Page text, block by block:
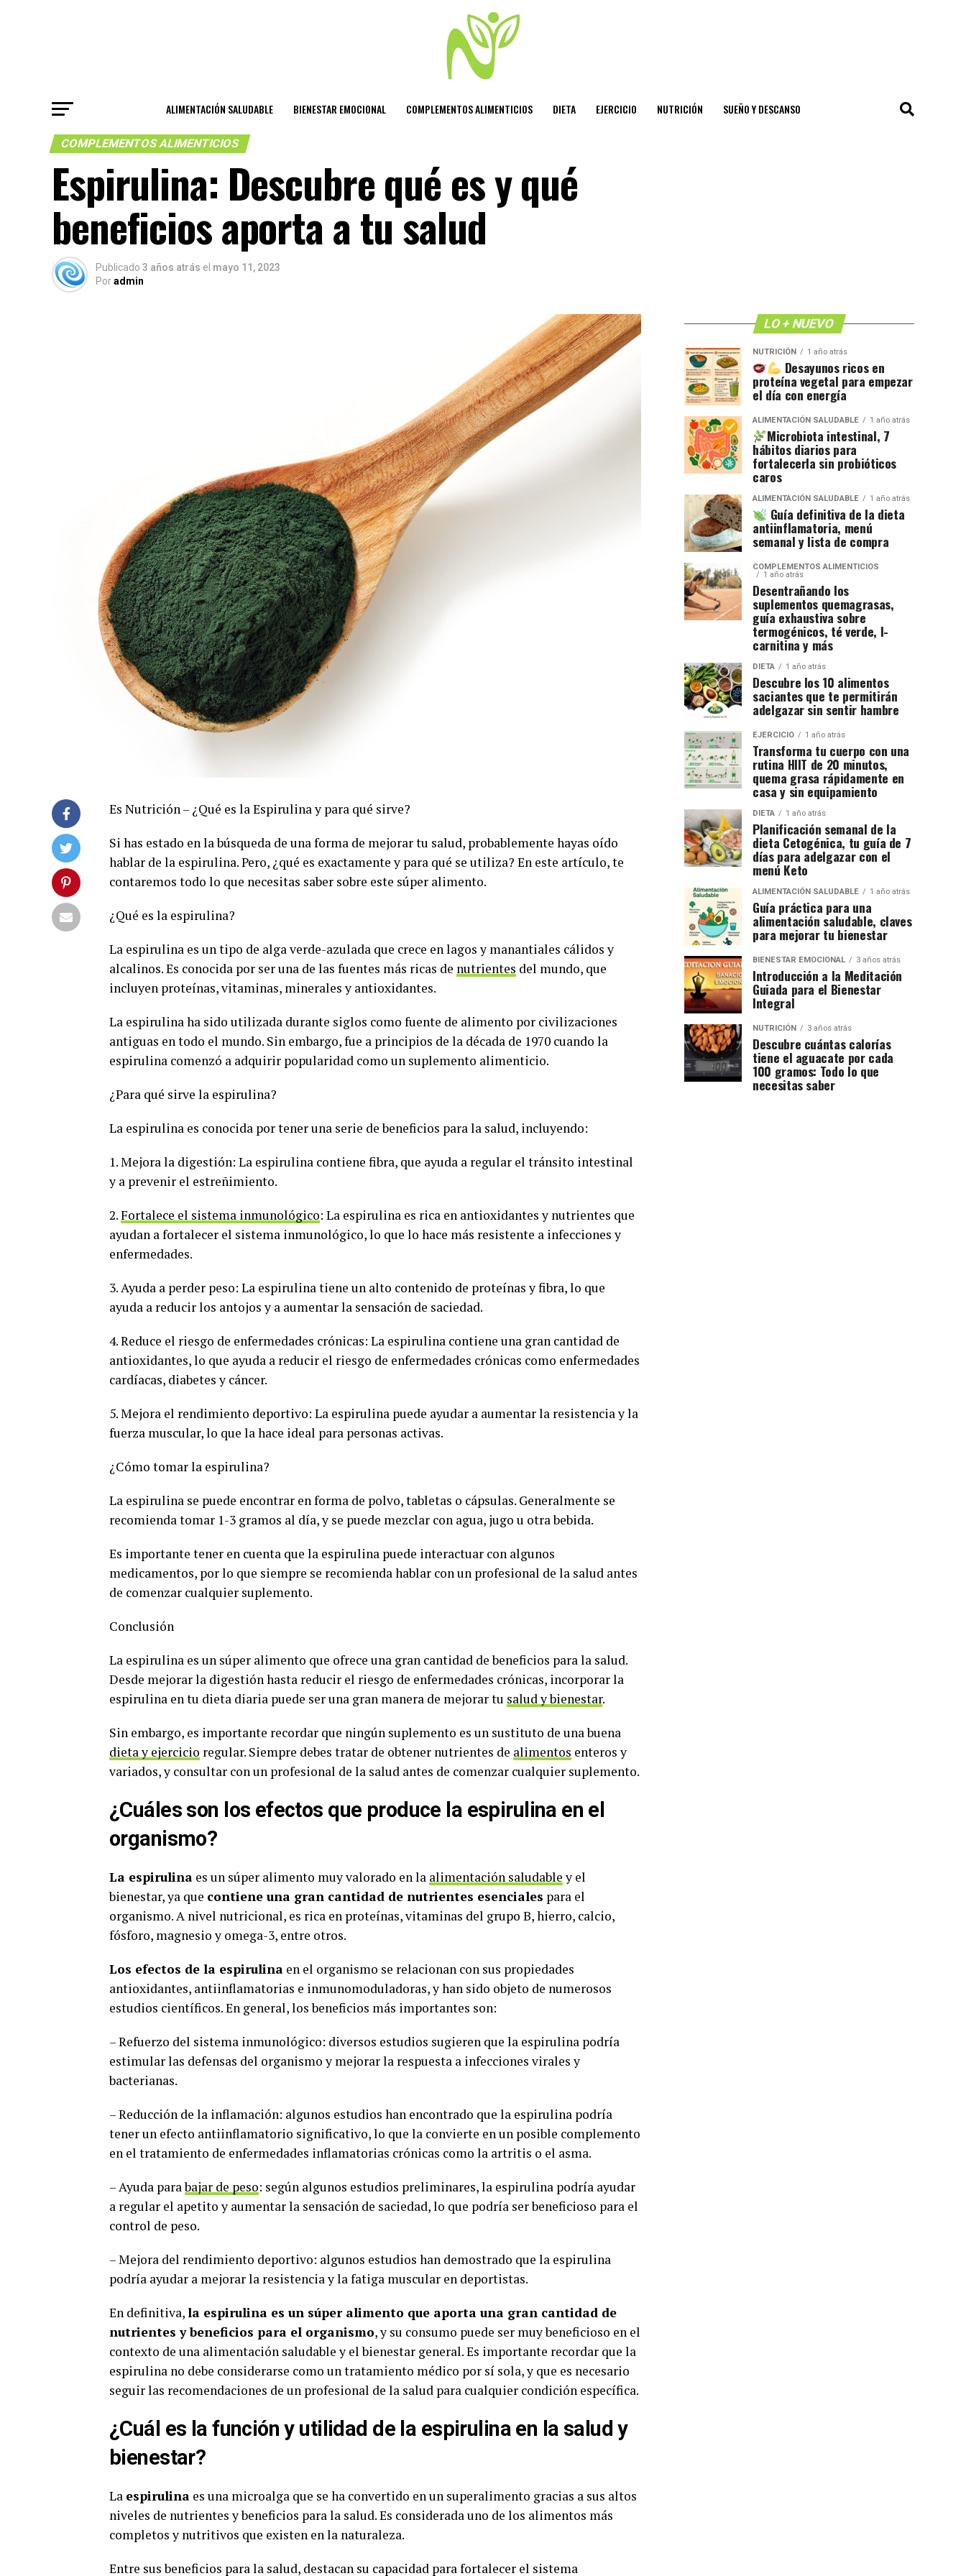
ALIMENTACIÓN SALUDABLE BIENESTAR EMOCIONAL COMPLEMENTOS ALIMENTICIOS DIETA EJERCICIO NUTRICIÓN SUEÑO Y DESCANSO
COMPLEMENTOS ALIMENTICIOS
Espirulina: Descubre qué es y qué
beneficios aporta a tu salud
Publicado 3 años atrás el mayo 11, 2023
Poradmin
Es Nutrición – ¿Qué es la Espirulina y para qué sirve?
Si has estado en la búsqueda de una forma de mejorar tu salud, probablemente hayas oído
hablar de la espirulina. Pero, ¿qué es exactamente y para qué se utiliza? En este artículo, te
contaremos todo lo que necesitas saber sobre este súper alimento.
¿Qué es la espirulina?
La espirulina es un tipo de alga verde-azulada que crece en lagos y manantiales cálidos y
alcalinos. Es conocida por ser una de las fuentes más ricas de nutrientes del mundo, que
incluyen proteínas, vitaminas, minerales y antioxidantes.
La espirulina ha sido utilizada durante siglos como fuente de alimento por civilizaciones
antiguas en todo el mundo. Sin embargo, fue a principios de la década de 1970 cuando la
espirulina comenzó a adquirir popularidad como un suplemento alimenticio.
¿Para qué sirve la espirulina?
La espirulina es conocida por tener una serie de beneficios para la salud, incluyendo:
1. Mejora la digestión: La espirulina contiene fibra, que ayuda a regular el tránsito intestinal
y a prevenir el estreñimiento.
2.Fortalece el sistema inmunológico: La espirulina es rica en antioxidantes y nutrientes que
ayudan a fortalecer el sistema inmunológico, lo que lo hace más resistente a infecciones y
enfermedades.
3. Ayuda a perder peso: La espirulina tiene un alto contenido de proteínas y fibra, lo que
ayuda a reducir los antojos y a aumentar la sensación de saciedad.
4. Reduce el riesgo de enfermedades crónicas: La espirulina contiene una gran cantidad de
antioxidantes, lo que ayuda a reducir el riesgo de enfermedades crónicas como enfermedades
cardíacas, diabetes y cáncer.
5. Mejora el rendimiento deportivo: La espirulina puede ayudar a aumentar la resistencia y la
fuerza muscular, lo que la hace ideal para personas activas.
¿Cómo tomar la espirulina?
La espirulina se puede encontrar en forma de polvo, tabletas o cápsulas. Generalmente se
recomienda tomar 1-3 gramos al día, y se puede mezclar con agua, jugo u otra bebida.
Es importante tener en cuenta que la espirulina puede interactuar con algunos
medicamentos, por lo que siempre se recomienda hablar con un profesional de la salud antes
de comenzar cualquier suplemento.
Conclusión
La espirulina es un súper alimento que ofrece una gran cantidad de beneficios para la salud.
Desde mejorar la digestión hasta reducir el riesgo de enfermedades crónicas, incorporar la
espirulina en tu dieta diaria puede ser una gran manera de mejorar tu salud y bienestar.
Sin embargo, es importante recordar que ningún suplemento es un sustituto de una buena
dieta y ejercicio regular. Siempre debes tratar de obtener nutrientes de alimentos enteros y
variados, y consultar con un profesional de la salud antes de comenzar cualquier suplemento.
¿Cuáles son los efectos que produce la espirulina en el
organismo?
La espirulina es un súper alimento muy valorado en la alimentación saludabley el
bienestar, ya que contiene una gran cantidad de nutrientes esenciales para el
organismo. A nivel nutricional, es rica en proteínas, vitaminas del grupo B, hierro, calcio,
fósforo, magnesio y omega-3, entre otros.
Los efectos de la espirulina en el organismo se relacionan con sus propiedades
antioxidantes, antiinflamatorias e inmunomoduladoras, y han sido objeto de numerosos
estudios científicos. En general, los beneficios más importantes son:
– Refuerzo del sistema inmunológico: diversos estudios sugieren que la espirulina podría
estimular las defensas del organismo y mejorar la respuesta a infecciones virales y
bacterianas.
– Reducción de la inflamación: algunos estudios han encontrado que la espirulina podría
tener un efecto antiinflamatorio significativo, lo que la convierte en un posible complemento
en el tratamiento de enfermedades inflamatorias crónicas como la artritis o el asma.
– Ayuda parabajar de peso: según algunos estudios preliminares, la espirulina podría ayudar
a regular el apetito y aumentar la sensación de saciedad, lo que podría ser beneficioso para el
control de peso.
– Mejora del rendimiento deportivo: algunos estudios han demostrado que la espirulina
podría ayudar a mejorar la resistencia y la fatiga muscular en deportistas.
En definitiva,la espirulina es un súper alimento que aporta una gran cantidad de
nutrientes y beneficios para el organismo, y su consumo puede ser muy beneficioso en el
contexto de una alimentación saludable y el bienestar general. Es importante recordar que la
espirulina no debe considerarse como un tratamiento médico por sí sola, y que es necesario
seguir las recomendaciones de un profesional de la salud para cualquier condición específica.
¿Cuál es la función y utilidad de la espirulina en la salud y
bienestar?
La espirulina es una microalga que se ha convertido en un superalimento gracias a sus altos
niveles de nutrientes y beneficios para la salud. Es considerada uno de los alimentos más
completos y nutritivos que existen en la naturaleza.
Entre sus beneficios para la salud, destacan su capacidad para fortalecer el sistema
LO + NUEVO
NUTRICIÓN 1 año atrás
Desayunos ricos en
proteína vegetal para empezar
el día con energía
ALIMENTACIÓN SALUDABLE 1 año atrás
Microbiota intestinal, 7
hábitos diarios para
fortalecerla sin probióticos
caros
ALIMENTACIÓN SALUDABLE 1 año atrás
Guía definitiva de la dieta
antiinflamatoria, menú
semanal y lista de compra
COMPLEMENTOS ALIMENTICIOS
1 año atrás
Desentrañando los
suplementos quemagrasas,
guía exhaustiva sobre
termogénicos, té verde, l-
carnitina y más
DIETA 1 año atrás
Descubre los 10 alimentos
saciantes que te permitirán
adelgazar sin sentir hambre
EJERCICIO 1 año atrás
Transforma tu cuerpo con una
rutina HIIT de 20 minutos,
quema grasa rápidamente en
casa y sin equipamiento
DIETA 1 año atrás
Planificación semanal de la
dieta Cetogénica, tu guía de 7
días para adelgazar con el
menú Keto
ALIMENTACIÓN SALUDABLE 1 año atrás
Guía práctica para una
alimentación saludable, claves
para mejorar tu bienestar
BIENESTAR EMOCIONAL 3 años atrás
Introducción a la Meditación
Guiada para el Bienestar
Integral
NUTRICIÓN 3 años atrás
Descubre cuántas calorías
tiene el aguacate por cada
100 gramos: Todo lo que
necesitas saber